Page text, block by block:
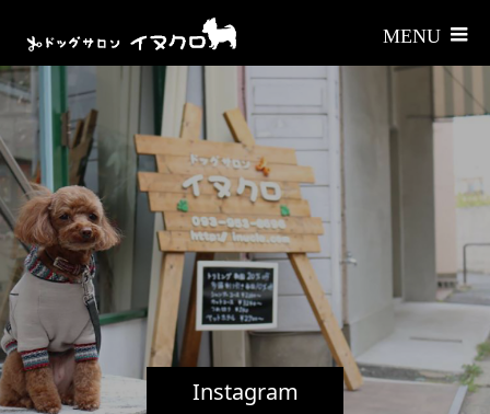
Instagram